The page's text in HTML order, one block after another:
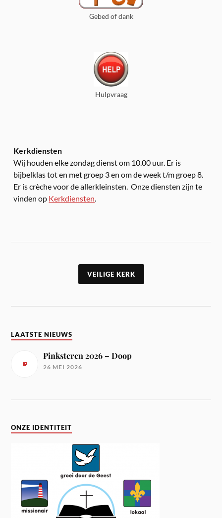
Gebed of dank
Hulpvraag
Kerkdiensten
Wij houden elke zondag dienst om 10.00 uur. Er is
bijbelklas tot en met groep 3 en om de week t/m groep 8.
Er is crèche voor de allerkleinsten. Onze diensten zijn te
vinden op Kerkdiensten.
VEILIGE KERK
LAATSTE NIEUWS
Pinksteren 2026 – Doop
26 MEI 2026
ONZE IDENTITEIT